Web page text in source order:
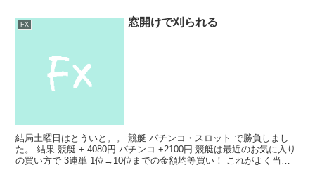
FX 窓開けで刈られる
結局土曜日はとういと。。 競艇 パチンコ・スロット で勝負しまし
た。 結果 競艇 + 4080円 パチンコ +2100円 競艇は最近のお気に入り
の買い方で 3連単 1位→10位までの金額均等買い！ これがよく当た